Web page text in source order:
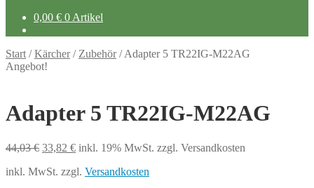
0,00 € 0 Artikel
Start /Kärcher/ Zubehör/Adapter 5 TR22IG-M22AG
Angebot!
Adapter 5 TR22IG-M22AG
44,03€ Ursprünglicher
war:
33,82 €Aktueller
ist:
inkl. 19% MwSt. zzgl. Versandkosten
inkl. MwSt. zzgl. Versandkosten